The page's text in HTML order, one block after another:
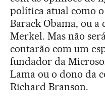
política atual como
Barack Obama, ou a
Merkel. Mas não
contarão com um
fundador da
Lama ou o dono da
Richard Branson.